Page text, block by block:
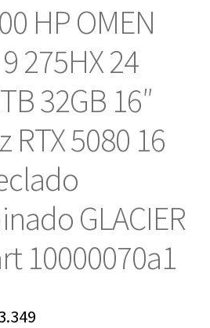
HP OMEN
275HX 24
32GB 16″
RTX 5080 16
GLACIER
10000070a1
El